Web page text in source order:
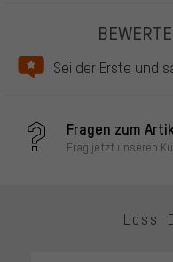
Sei der Erste und
Fragen zum
Frag jetzt unseren
Lass